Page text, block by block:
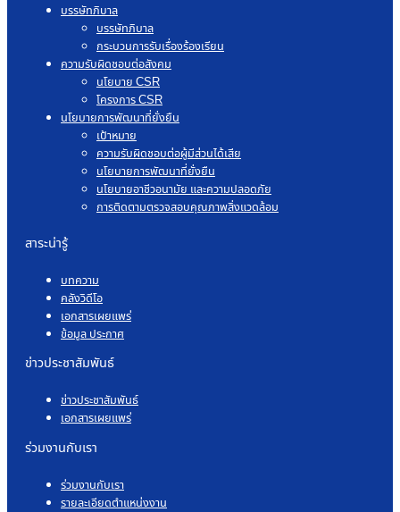
บรรษัทภิบาล
บรรษัทภิบาล
กระบวนการรับเรื่องร้องเรียน
ความรับผิดชอบต่อสังคม
นโยบาย CSR
โครงการ CSR
นโยบายการพัฒนาที่ยั่งยืน
เป้าหมาย
ความรับผิดชอบต่อผู้มีส่วนได้เสีย
นโยบายการพัฒนาที่ยั่งยืน
นโยบายอาชีวอนามัย และความปลอดภัย
การติดตามตรวจสอบคุณภาพสิ่งแวดล้อม
สาระน่ารู้
บทความ
คลังวิดีโอ
เอกสารเผยแพร่
ข้อมูล ประกาศ
ข่าวประชาสัมพันธ์
ข่าวประชาสัมพันธ์
เอกสารเผยแพร่
ร่วมงานกับเรา
ร่วมงานกับเรา
รายละเอียดตำแหน่งงาน